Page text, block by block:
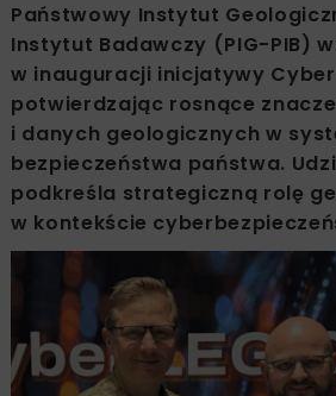
Państwowy Instytut
Instytut Badawczy (PIG-PIB)
w inauguracji inicjatywy Cyber
potwierdzając rosnące
i danych geologicznych w
bezpieczeństwa państwa.
podkreśla strategiczną rolę
w kontekście